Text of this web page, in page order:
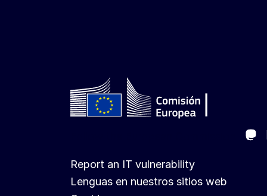
Report an IT vulnerability
Lenguas en nuestros sitios web